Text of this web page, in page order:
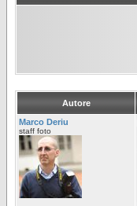
Autore
Marco Deriu
staff foto